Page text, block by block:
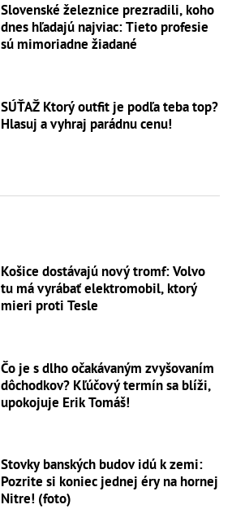
Slovenské železnice prezradili, koho
dnes hľadajú najviac: Tieto profesie
sú mimoriadne žiadané
SÚŤAŽ Ktorý outfit je podľa teba top?
Hlasuj a vyhraj parádnu cenu!
Košice dostávajú nový tromf: Volvo
tu má vyrábať elektromobil, ktorý
mieri proti Tesle
Čo je s dlho očakávaným zvyšovaním
dôchodkov? Kľúčový termín sa blíži,
upokojuje Erik Tomáš!
Stovky banských budov idú k zemi:
Pozrite si koniec jednej éry na hornej
Nitre! (foto)